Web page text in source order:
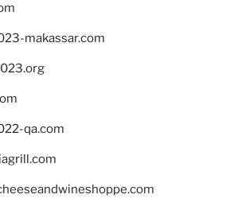
makassar.com
qa.com